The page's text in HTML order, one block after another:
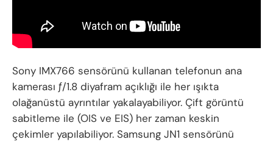
Sony IMX766 sensörünü kullanan telefonun ana
kamerası ƒ/1.8 diyafram açıklığı ile her ışıkta
olağanüstü ayrıntılar yakalayabiliyor. Çift görüntü
sabitleme ile (OIS ve EIS) her zaman keskin
çekimler yapılabiliyor. Samsung JN1 sensörünü